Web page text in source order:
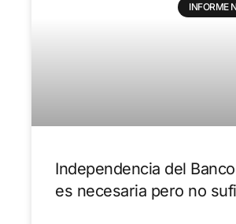
INFORME
Independencia del
es necesaria pero no